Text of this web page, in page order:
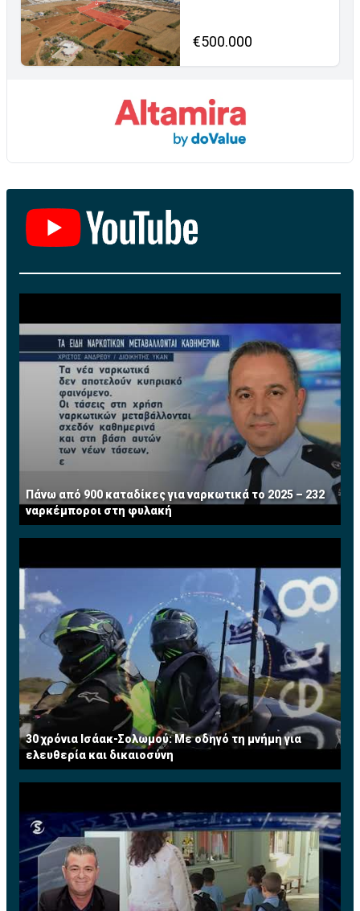
€500.000
Πάνω από 900 καταδίκες για ναρκωτικά το 2025 – 232
ναρκέμποροι στη φυλακή
30 χρόνια Ισάακ-Σολωμού: Με οδηγό τη μνήμη για
ελευθερία και δικαιοσύνη